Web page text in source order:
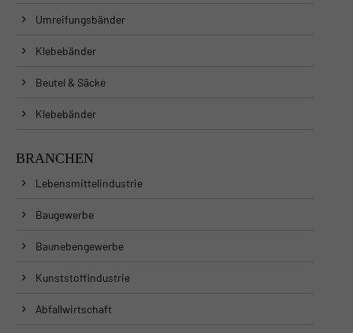
Umreifungsbänder
Klebebänder
Beutel & Säcke
Klebebänder
BRANCHEN
Lebensmittelindustrie
Baugewerbe
Baunebengewerbe
Kunststoffindustrie
Abfallwirtschaft